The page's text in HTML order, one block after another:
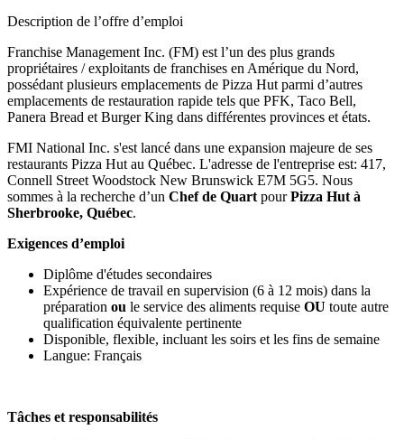
Description de l’offre d’emploi
Franchise Management Inc. (FM) est l’un des plus grands
propriétaires / exploitants de franchises en Amérique du Nord,
possédant plusieurs emplacements de Pizza Hut parmi d’autres
emplacements de restauration rapide tels que PFK, Taco Bell,
Panera Bread et Burger King dans différentes provinces et états.
FMI National Inc. s'est lancé dans une expansion majeure de ses
restaurants Pizza Hut au Québec. L'adresse de l'entreprise est: 417,
Connell Street Woodstock New Brunswick E7M 5G5. Nous
sommes à la recherche d’un Chef de Quart pourPizza Hut à
Sherbrooke, Québec.
Exigences d’emploi
Diplôme d'études secondaires
Expérience de travail en supervision (6 à 12 mois) dans la
préparation ou le service des aliments requise OU toute autre
qualification équivalente pertinente
Disponible, flexible, incluant les soirs et les fins de semaine
Langue: Français
Tâches et responsabilités